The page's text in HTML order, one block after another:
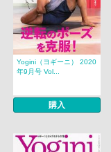
Yogini（ヨギーニ） 2020
年9月号 Vol...
購入